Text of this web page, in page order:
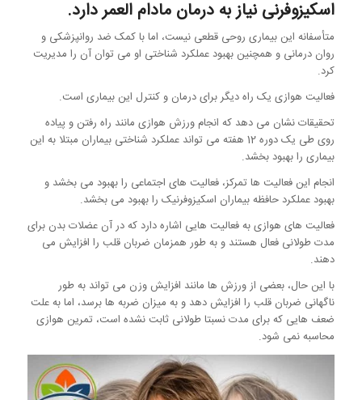
اسکیزوفرنی نیاز به درمان مادام العمر دارد.
متأسفانه این بیماری روحی قطعی نیست، اما با کمک ضد روانپزشکی و
روان درمانی و همچنین بهبود عملکرد شناختی او می توان آن را مدیریت
کرد.
فعالیت هوازی یک راه دیگر برای درمان و کنترل این بیماری است.
تحقیقات نشان می دهد که انجام ورزش هوازی مانند راه رفتن و پیاده
روی طی یک دوره 12 هفته می تواند عملکرد شناختی بیماران مبتلا به این
بیماری را بهبود بخشد.
انجام این فعالیت ها تمرکز، فعالیت های اجتماعی را بهبود می بخشد و
بهبود عملکرد حافظه بیماران اسکیزوفرنیک را بهبود می بخشد.
فعالیت های هوازی به فعالیت هایی اشاره دارد که در آن عضلات بدن برای
مدت طولانی فعال هستند و به طور همزمان ضربان قلب را افزایش می
دهند.
با این حال، بعضی از ورزش ها مانند افزایش وزن می تواند به طور
ناگهانی ضربان قلب را افزایش دهد و به میزان ضربه ها برسد، اما به علت
ضعف هایی که برای مدت نسبتا طولانی ثابت نشده است، تمرین هوازی
محاسبه نمی شود.